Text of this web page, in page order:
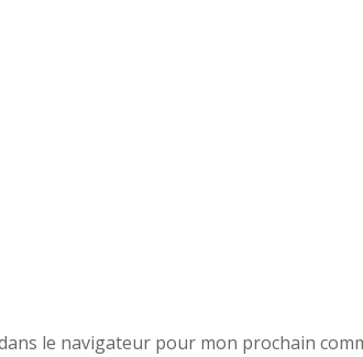
le navigateur pour mon prochain